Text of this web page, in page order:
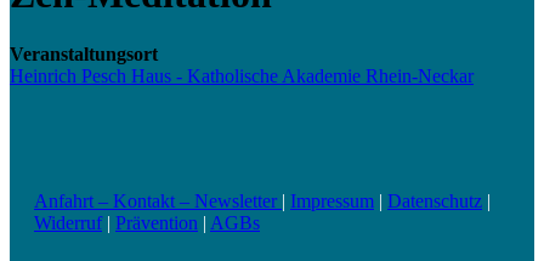
Veranstaltungsort
Heinrich Pesch Haus - Katholische Akademie Rhein-Neckar
Anfahrt – Kontakt – Newsletter | Impressum | Datenschutz |
Widerruf| Prävention | AGBs